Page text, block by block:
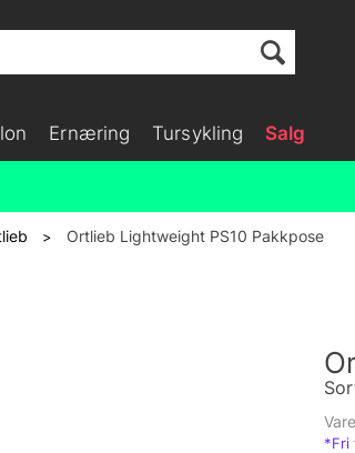
Ernæring Tursykling Salg
> Ortlieb Lightweight PS10 Pakkpose